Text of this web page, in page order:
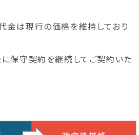
金は現行の価格を維持しており
保守契約を継続してご契約いた